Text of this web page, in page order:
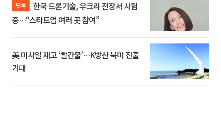
단독
중…“스타트업 여러 곳 참여”
美 미사일 재고 ‘빨간불’…K방산 북미 진출
기대